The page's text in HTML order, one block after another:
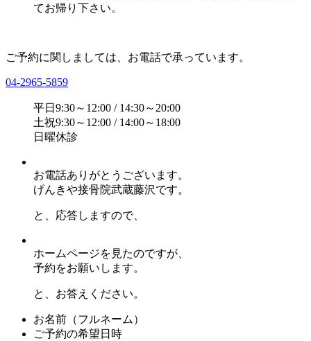
てお帰り下さい。
ご予約に関しましては、お電話で承っています。
04-2965-5859
平日 9:30～12:00 / 14:30～20:00
土祝9:30～12:00 / 14:00～18:00
日曜休診
お電話ありがとうございます。
げんきや接骨院武蔵藤沢です。
と、応答しますので、
ホームページを見たのですが、
予約をお願い します。
と、お答えください。
お名前（フルネーム）
ご予約の希望日時